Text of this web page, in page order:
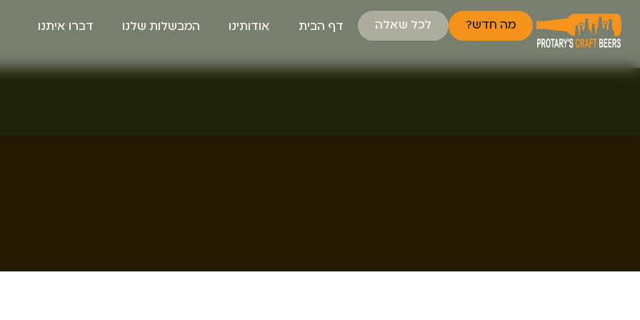
מה חדש? לכל שאלה דף הבית אודותינו המבשלות שלנו דברו איתנו